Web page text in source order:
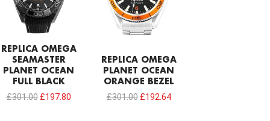
REPLICA OMEGA
SEAMASTER
PLANET OCEAN
FULL BLACK
£301.00 £197.80
REPLICA OMEGA
PLANET OCEAN
ORANGE BEZEL
£301.00 £192.64